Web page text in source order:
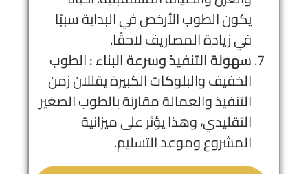
يكون الطوب الأرخص في البداية سببًا
في زيادة المصاريف لاحقًا.
سهولة التنفيذ وسرعة البناء :الطوب
الخفيف والبلوكات الكبيرة يقللان زمن
التنفيذ والعمالة مقارنة بالطوب الصغير
التقليدي، وهذا يؤثر على ميزانية
المشروع وموعد التسليم.